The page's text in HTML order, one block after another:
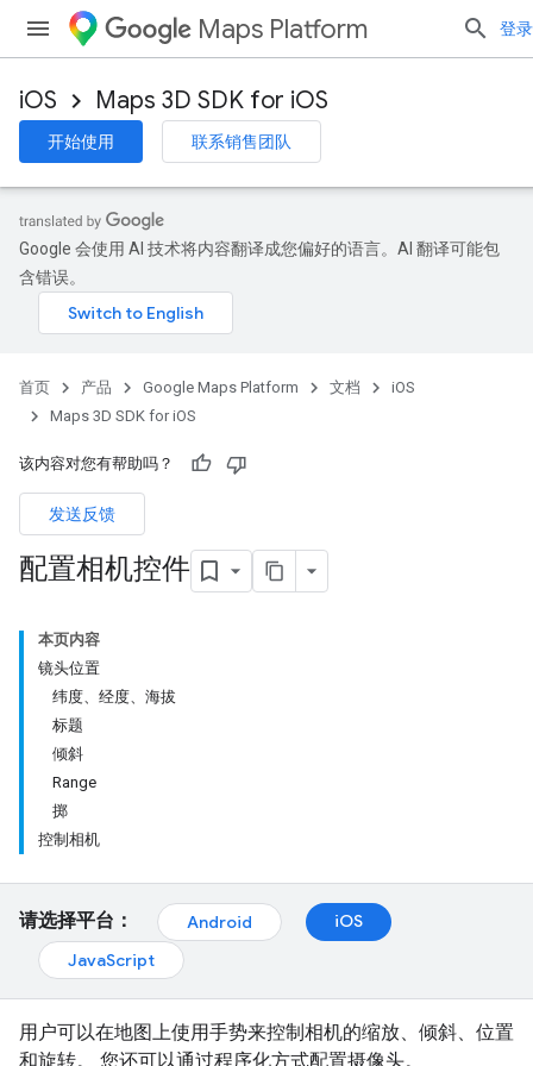
Maps Platform 登录
iOS Maps 3D SDK for iOS
开始使用 联系销售团队
Google 会使用 AI 技术将内容翻译成您偏好的语言。AI 翻译可能包
含错误。
首页 产品 Google Maps Platform 文档
iOS
Maps 3D SDK for iOS
该内容对您有帮助吗？
发送反馈
配置相机控件
本页内容
镜头位置
纬度、经度、海拔
标题
倾斜
Range
掷
控制相机
请选择平台： Android
iOS
JavaScript
用户可以在地图上使用手势来控制相机的缩放、倾斜、位置
和旋转。 您还可以通过程序化方式配置摄像头。